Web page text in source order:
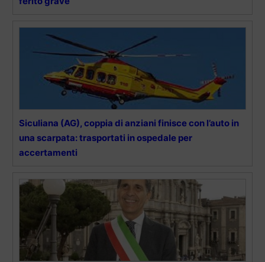
Siculiana (AG), coppia di anziani finisce con l’auto in
una scarpata: trasportati in ospedale per
accertamenti